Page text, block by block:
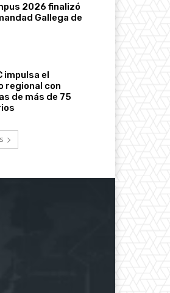
2026 finalizó
Gallega de
impulsa el
regional con
de más de 75